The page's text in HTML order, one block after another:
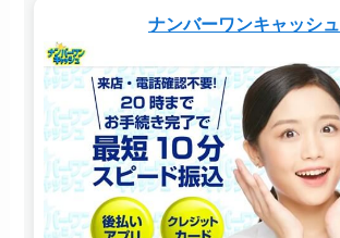
ナンバーワンキャッシュ